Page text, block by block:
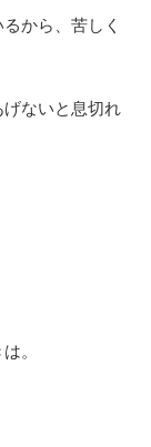
から、苦しく
ないと息切れ
。